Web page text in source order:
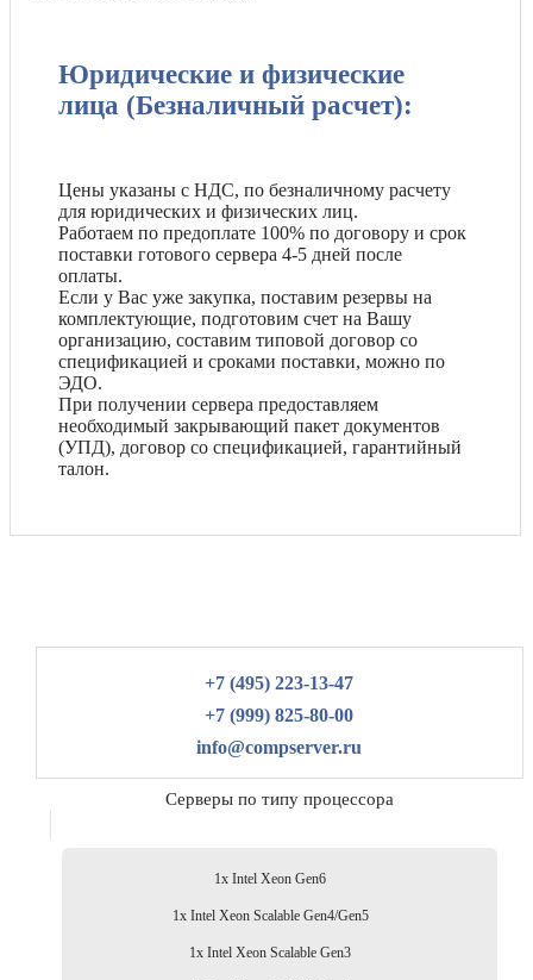
Юридические и физические
лица (Безналичный расчет):
Цены указаны с НДС, по безналичному расчету
для юридических и физических лиц.
Работаем по предоплате 100% по договору и срок
поставки готового сервера 4-5 дней после
оплаты.
Если у Вас уже закупка, поставим резервы на
комплектующие, подготовим счет на Вашу
организацию, составим типовой договор со
спецификацией и сроками поставки, можно по
ЭДО.
При получении сервера предоставляем
необходимый закрывающий пакет документов
(УПД), договор со спецификацией, гарантийный
талон.
+7 (495) 223-13-47
+7 (999) 825-80-00
info@compserver.ru
Серверы по типу процессора
1x Intel Xeon Gen6
1x Intel Xeon Scalable Gen4/Gen5
1x Intel Xeon Scalable Gen3